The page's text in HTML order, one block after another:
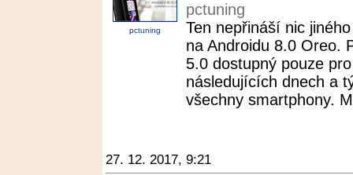
pctuning
pctuning
Ten nepřináší nic
na Androidu 8.0 Oreo.
5.0 dostupný pouze
následujících dnech a
všechny smartphony.
27. 12. 2017, 9:21